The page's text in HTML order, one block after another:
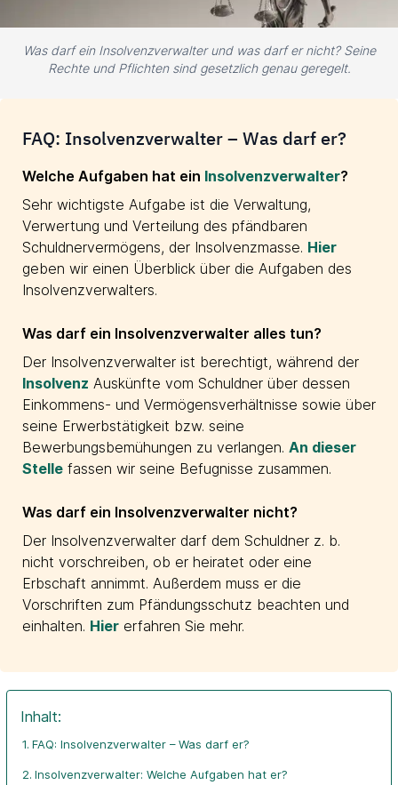
Was darf ein Insolvenzverwalter und was darf er nicht? Seine
Rechte und Pflichten sind gesetzlich genau geregelt.
FAQ: Insolvenzverwalter – Was darf er?
Welche Aufgaben hat ein Insolvenzverwalter?
Sehr wichtigste Aufgabe ist die Verwaltung,
Verwertung und Verteilung des pfändbaren
Schuldnervermögens, der Insolvenzmasse. Hier
geben wir einen Überblick über die Aufgaben des
Insolvenzverwalters.
Was darf ein Insolvenzverwalter alles tun?
Der Insolvenzverwalter ist berechtigt, während der
Insolvenz Auskünfte vom Schuldner über dessen
Einkommens- und Vermögensverhältnisse sowie über
seine Erwerbstätigkeit bzw. seine
Bewerbungsbemühungen zu verlangen. An dieser
Stelle fassen wir seine Befugnisse zusammen.
Was darf ein Insolvenzverwalter nicht?
Der Insolvenzverwalter darf dem Schuldner z. b.
nicht vorschreiben, ob er heiratet oder eine
Erbschaft annimmt. Außerdem muss er die
Vorschriften zum Pfändungsschutz beachten und
einhalten. Hier erfahren Sie mehr.
Inhalt:
FAQ: Insolvenzverwalter – Was darf er?
Insolvenzverwalter: Welche Aufgaben hat er?